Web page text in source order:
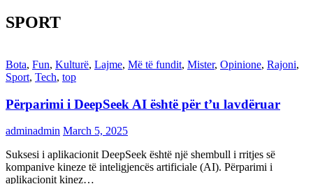
SPORT
Bota, Fun, Kulturë, Lajme, Më të fundit, Mister, Opinione, Rajoni,
Sport, Tech, top
Përparimi i DeepSeek AI është për t’u lavdëruar
adminadmin March 5, 2025
Suksesi i aplikacionit DeepSeek është një shembull i rritjes së
kompanive kineze të inteligjencës artificiale (AI). Përparimi i
aplikacionit kinez…